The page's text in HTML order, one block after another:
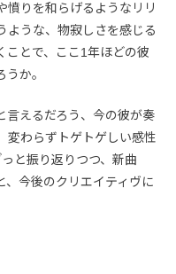
憤りを和らげるようなリリ
うな、物寂しさを感じる
ことで、ここ1年ほどの彼
か。
言えるだろう、今の彼が奏
変わらずトゲトゲしい感性
と振り返りつつ、新曲
、今後のクリエイティヴに